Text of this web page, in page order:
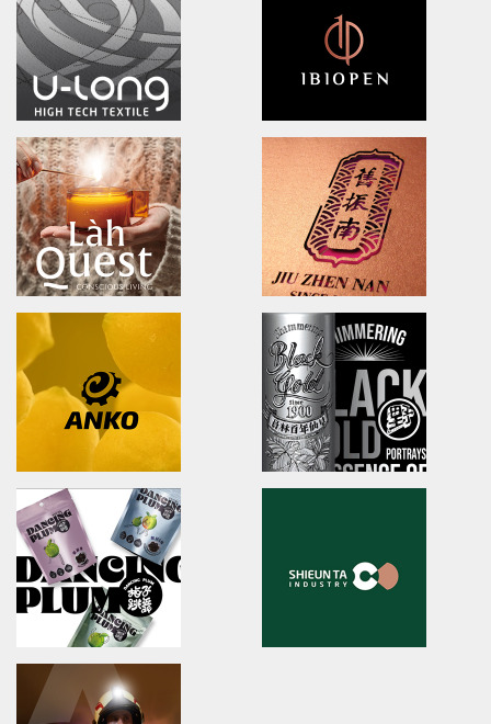
Brand Identity.Packaging.Logo design.
茶裡藏醫/品牌策略/包裝設計/品牌識別
logo Design/Packaging
黑橋牌黑豬秘饌/產品識別/包裝設
NA LIAN BADMINTON TEAM
brand identity/logo design
澄涼羽毛球隊/品牌識別形象策略
Ching Yuan tea
brand identity/logo design/
慈心淨源茶/品牌探索.識別/包裝設
U-long
brand identity/logo design/packaging
友良紡織/品牌識別/包裝設計/行銷規範
ibiopen
brand identity/logo design/
ibiopen/品牌識別/包裝設計/行銷
LahQuest
LahQuest
哈囉地球/品牌形象識別/減碳包裝策略/品牌定位舊振南/品牌識別規範手冊/品牌系
Anko
brand identity/logo design/packaging